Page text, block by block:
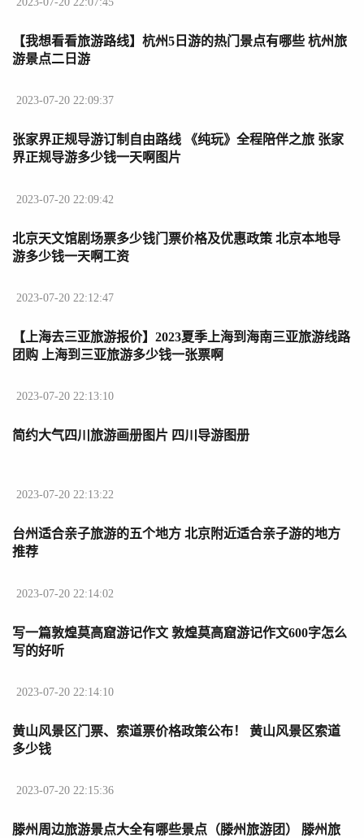
【我想看看旅游路线】杭州5日游的热门景点有哪些 杭州旅
游景点二日游
2023-07-20 22:09:37
张家界正规导游订制自由路线 《纯玩》全程陪伴之旅 张家
界正规导游多少钱一天啊图片
2023-07-20 22:09:42
北京天文馆剧场票多少钱门票价格及优惠政策 北京本地导
游多少钱一天啊工资
2023-07-20 22:12:47
【上海去三亚旅游报价】2023夏季上海到海南三亚旅游线路
团购 上海到三亚旅游多少钱一张票啊
2023-07-20 22:13:10
简约大气四川旅游画册图片 四川导游图册
2023-07-20 22:13:22
台州适合亲子旅游的五个地方 北京附近适合亲子游的地方
推荐
2023-07-20 22:14:02
写一篇敦煌莫高窟游记作文 敦煌莫高窟游记作文600字怎么
写的好听
2023-07-20 22:14:10
黄山风景区门票、索道票价格政策公布！ 黄山风景区索道
多少钱
2023-07-20 22:15:36
滕州周边旅游景点大全有哪些景点（滕州旅游团） 滕州旅